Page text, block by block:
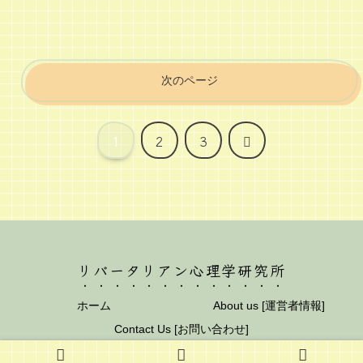
次のページ
1 2 3
次
へ
リバータリアン心理学研究所
ホーム
About us [運営者情報]
Contact Us [お問い合わせ]
© 2012 リバータリアン心理学研究所.